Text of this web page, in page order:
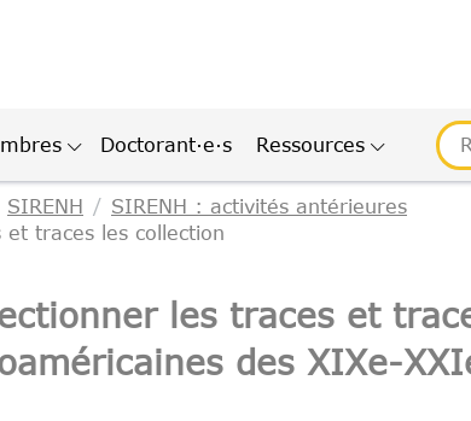
Doctorant·e·s Ressources
SIRENH
SIRENH : activités antérieures
traces les collection
les traces et
des XIXe-